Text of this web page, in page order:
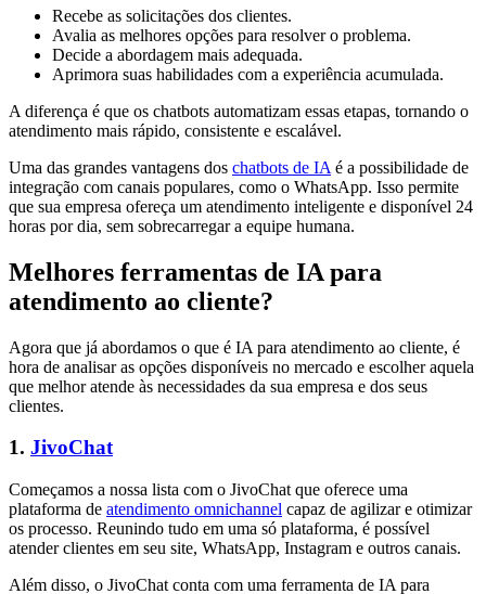
Recebe as solicitações dos clientes.
Avalia as melhores opções para resolver o problema.
Decide a abordagem mais adequada.
Aprimora suas habilidades com a experiência acumulada.
A diferença é que os chatbots automatizam essas etapas, tornando o
atendimento mais rápido, consistente e escalável.
Uma das grandes vantagens dos chatbots de IA é a possibilidade de
integração com canais populares, como o WhatsApp. Isso permite
que sua empresa ofereça um atendimento inteligente e disponível 24
horas por dia, sem sobrecarregar a equipe humana.
Melhores ferramentas de IA para
atendimento ao cliente?
Agora que já abordamos o que é IA para atendimento ao cliente, é
hora de analisar as opções disponíveis no mercado e escolher aquela
que melhor atende às necessidades da sua empresa e dos seus
clientes.
1. JivoChat
Começamos a nossa lista com o JivoChat que oferece uma
plataforma de atendimento omnichannel capaz de agilizar e otimizar
os processo. Reunindo tudo em uma só plataforma, é possível
atender clientes em seu site, WhatsApp, Instagram e outros canais.
Além disso, o JivoChat conta com uma ferramenta de IA para